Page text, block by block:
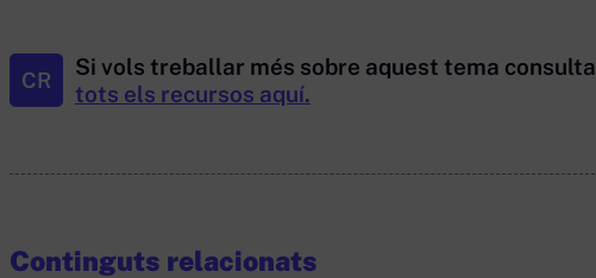
CR
Si vols treballar més sobre aquest tema consulta
tots els recursos aquí.
Continguts relacionats